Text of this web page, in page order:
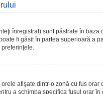
înregistrat) sunt păstrate în baza
fi găsit în partea superioară a
preferinţele.
afişate dintr-o zonă cu fus orar
a schimba specifica fusul orar